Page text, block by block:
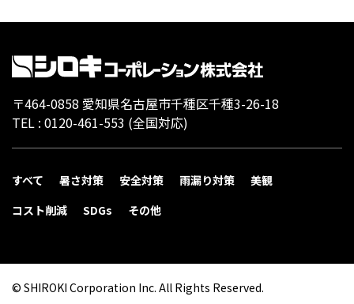
〒464-0858 愛知県名古屋市千種区千種3-26-18
TEL : 0120-461-553 (全国対応)
すべて 暑さ対策 安全対策 雨漏り対策
美観
コスト削減
SDGs その他
© SHIROKI Corporation Inc. All Rights Reserved.